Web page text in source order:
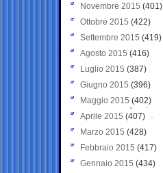
Novembre 2015 (401)
Ottobre 2015 (422)
Settembre 2015 (419)
Agosto 2015 (416)
Luglio 2015 (387)
Giugno 2015 (396)
Maggio 2015 (402)
Aprile 2015 (407)
Marzo 2015 (428)
Febbraio 2015 (417)
Gennaio 2015 (434)